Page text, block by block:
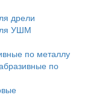
дрели
УШМ
по металлу
по